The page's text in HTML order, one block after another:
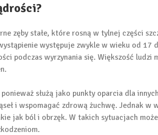
zęby stałe, które rosną w tylnej części
występuje zwykle w wieku od
podczas wyrzynania się. Większość ludzi
służą jako punkty oparcia dla
i wspomagać zdrową żuchwę. Jednak w
jak ból i obrzęk. W takich sytuacjach